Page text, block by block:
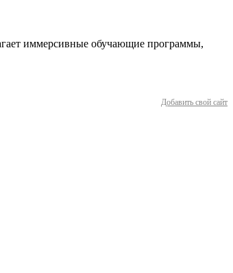
иммерсивные обучающие программы,
Добавить свой сайт